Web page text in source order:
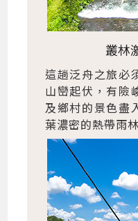
叢林
這趟泛舟之旅必
山巒起伏，有險
及鄉村的景色盡
葉濃密的熱帶雨